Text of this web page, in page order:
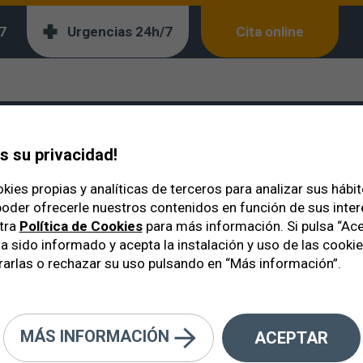
Urgencias 24h/7 Cita online
es peligrosa?
y por qué aparecen? ¿Es
su privacidad!
propias y analíticas de terceros para analizar sus
ofrecerle nuestros contenidos en función de sus
Política de Cookiespara más información. Si pulsa
sido informado y acepta la instalación y uso de las
o rechazar su uso pulsando en “Más información”.
MÁS INFORMACIÓN ACEPTAR